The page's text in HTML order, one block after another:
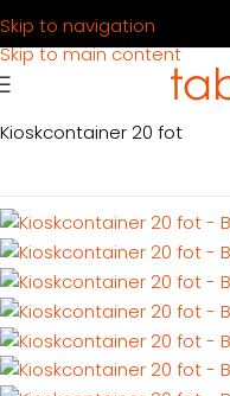
Skip to navigation
Skip to main content
Container
Kioskcontainer 20 fot